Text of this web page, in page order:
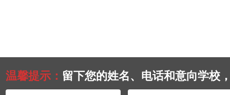
温馨提示： 留下您的姓名、电话和意向学校